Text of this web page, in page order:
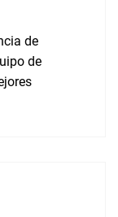
de
de